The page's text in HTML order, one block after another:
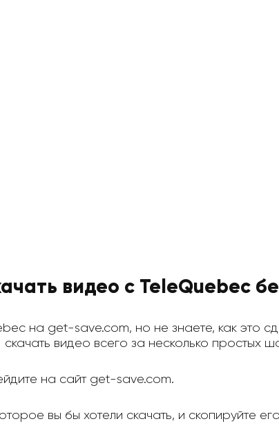
видео с TeleQuebec
на get-save.com, но не знаете, как это
скачать видео всего за несколько простых
на сайт get-save.com.
вы бы хотели скачать, и скопируйте его